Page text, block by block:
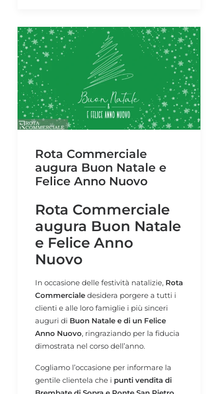
Rota Commerciale
augura Buon Natale e
Felice Anno Nuovo
Rota Commerciale
augura Buon Natale
e Felice Anno
Nuovo
In occasione delle festività natalizie, Rota
Commerciale desidera porgere a tutti i
clienti e alle loro famiglie i più sinceri
auguri di Buon Natale e di un Felice
Anno Nuovo, ringraziando per la fiducia
dimostrata nel corso dell’anno.
Cogliamo l’occasione per informare la
gentile clientela che i punti vendita di